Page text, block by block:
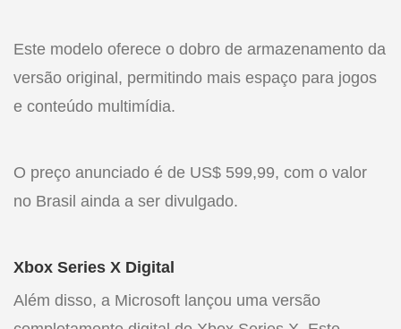
Este modelo oferece o dobro de armazenamento da
versão original, permitindo mais espaço para jogos
e conteúdo multimídia.
O preço anunciado é de US$ 599,99, com o valor
no Brasil ainda a ser divulgado.
Xbox Series X Digital
Além disso, a Microsoft lançou uma versão